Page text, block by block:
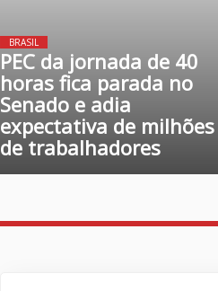
BRASIL
PEC da jornada de 40
horas fica parada no
Senado e adia
expectativa de milhões
de trabalhadores